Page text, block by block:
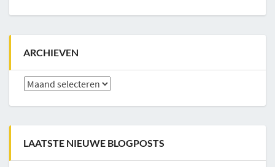
ARCHIEVEN
Archieven
LAATSTE NIEUWE BLOGPOSTS